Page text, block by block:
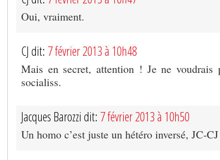
Oui, vraiment.
CJ dit: 7 février 2013 à 10h48
Mais en secret, attention ! Je ne voudrais
socialiss.
Jacques Barozzi dit: 7 février 2013 à 10h50
Un homo c’est juste un hétéro inversé, JC-